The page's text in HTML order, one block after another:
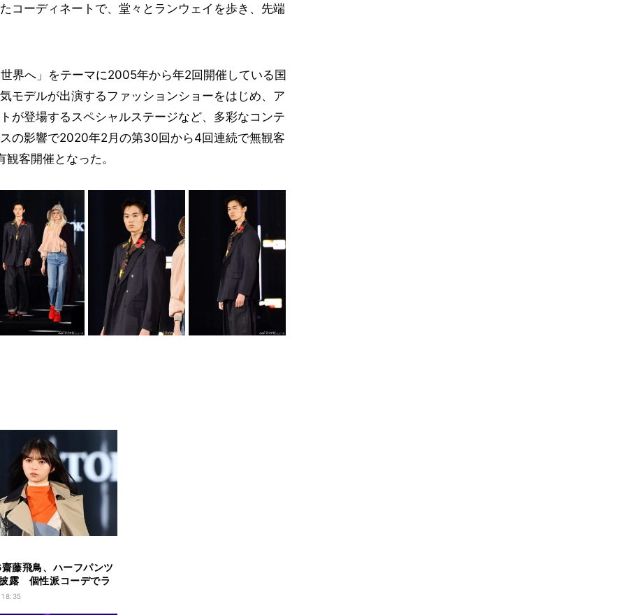
コーディネートで、堂々とランウェイを歩き、先端
界へ」をテーマに2005年から年2回開催している国
モデルが出演するファッションショーをはじめ、ア
が登場するスペシャルステージなど、多彩なコンテ
の影響で2020年2月の第30回から4回連続で無観客
客開催となった。
藤飛鳥、ハーフパンツ
露 個性派コーデでラ